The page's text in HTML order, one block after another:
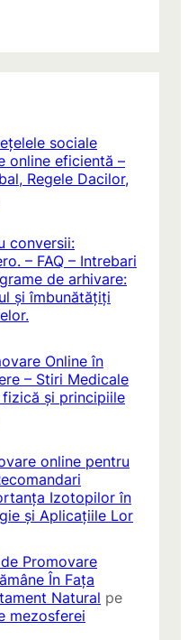
sociale
online eficientă –
Regele Dacilor,
conversii:
– FAQ – Intrebari
de arhivare:
și îmbunătățiți
Online în
– Stiri Medicale
și principiile
online pentru
Izotopilor în
și Aplicațiile Lor
Promovare
În Fața
Natural pe
mezosferei